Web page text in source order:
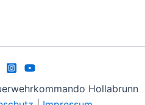
Hollabrunn